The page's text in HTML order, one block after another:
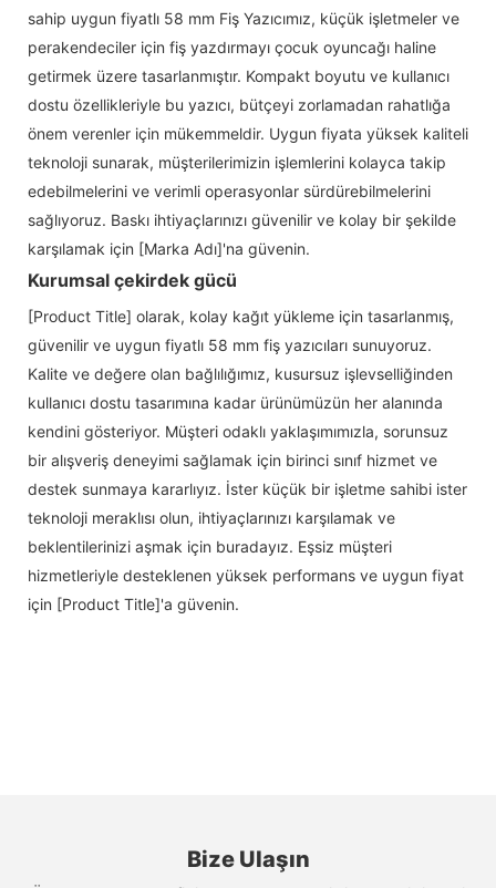
sahip uygun fiyatlı 58 mm Fiş Yazıcımız, küçük işletmeler ve
perakendeciler için fiş yazdırmayı çocuk oyuncağı haline
getirmek üzere tasarlanmıştır. Kompakt boyutu ve kullanıcı
dostu özellikleriyle bu yazıcı, bütçeyi zorlamadan rahatlığa
önem verenler için mükemmeldir. Uygun fiyata yüksek kaliteli
teknoloji sunarak, müşterilerimizin işlemlerini kolayca takip
edebilmelerini ve verimli operasyonlar sürdürebilmelerini
sağlıyoruz. Baskı ihtiyaçlarınızı güvenilir ve kolay bir şekilde
karşılamak için [Marka Adı]'na güvenin.
Kurumsal çekirdek gücü
[Product Title] olarak, kolay kağıt yükleme için tasarlanmış,
güvenilir ve uygun fiyatlı 58 mm fiş yazıcıları sunuyoruz.
Kalite ve değere olan bağlılığımız, kusursuz işlevselliğinden
kullanıcı dostu tasarımına kadar ürünümüzün her alanında
kendini gösteriyor. Müşteri odaklı yaklaşımımızla, sorunsuz
bir alışveriş deneyimi sağlamak için birinci sınıf hizmet ve
destek sunmaya kararlıyız. İster küçük bir işletme sahibi ister
teknoloji meraklısı olun, ihtiyaçlarınızı karşılamak ve
beklentilerinizi aşmak için buradayız. Eşsiz müşteri
hizmetleriyle desteklenen yüksek performans ve uygun fiyat
için [Product Title]'a güvenin.
Bize Ulaşın